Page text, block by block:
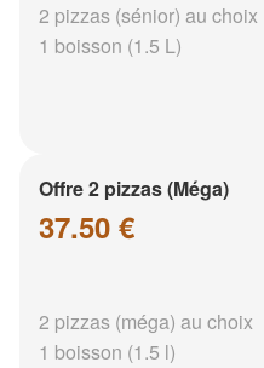
2 pizzas (sénior) au choix
1 boisson (1.5 L)
Offre 2 pizzas (Méga)
37.50 €
2 pizzas (méga) au choix
1 boisson (1.5 l)